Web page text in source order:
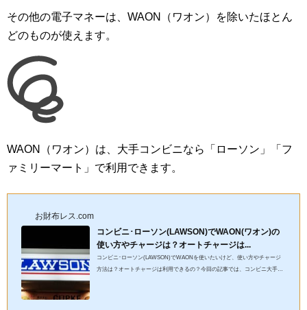
その他の電子マネーは、WAON（ワオン）を除いたほとん
どのものが使えます。
WAON（ワオン）は、大手コンビニなら「ローソン」「フ
ァミリーマート」で利用できます。
お財布レス.com
コンビニ･ローソン(LAWSON)でWAON(ワオン)の
使い方やチャージは？オートチャージは...
コンビニ･ローソン(LAWSON)でWAONを使いたいけど、使い方やチャージ
方法は？オートチャージは利用できるの？今回の記事では、コンビニ大手